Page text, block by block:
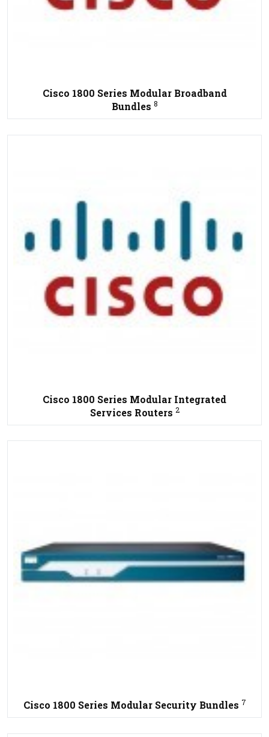
Cisco 1800 Series Modular Broadband
Bundles 8
Cisco 1800 Series Modular Integrated
Services Routers 2
Cisco 1800 Series Modular Security Bundles 7